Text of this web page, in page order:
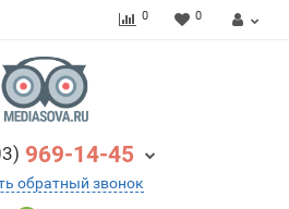
0 0
969-14-45
обратный звонок